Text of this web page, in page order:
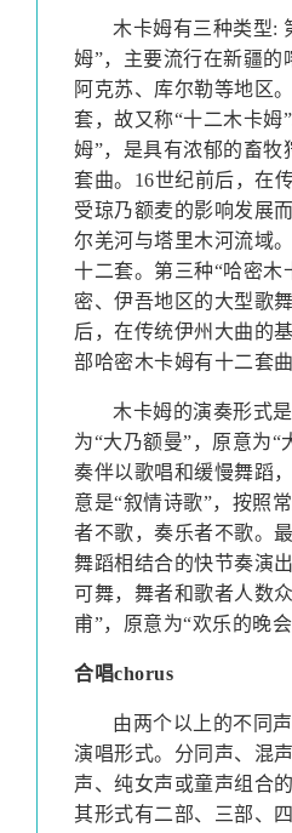
木卡姆有三种类型:
姆”，主要流行在新疆的
阿克苏、库尔勒等地区
套，故又称“十二木卡姆”
姆”，是具有浓郁的畜牧
套曲。 16世纪前后，在
受琼乃额麦的影响发展
尔羌河与塔里木河流域
十二套。第三种“哈密木
密、伊吾地区的大型歌
后，在传统伊州大曲的
部哈密木卡姆有十二套曲
木卡姆的演奏形式是
为“大乃额曼”，原意为“
奏伴以歌唱和缓慢舞蹈
意是“叙情诗歌”，按照
者不歌，奏乐者不歌。
舞蹈相结合的快节奏演
可舞，舞者和歌者人数
甫”，原意为“欢乐的晚会
合唱chorus
由两个以上的不同
演唱形式。分同声、混
声、纯女声或童声组合
其形式有二部、三部、